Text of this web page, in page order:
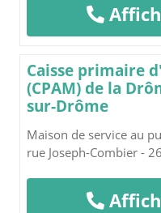
Caisse primaire
(CPAM) de la
sur-Drôme
Maison de service au
rue Joseph-Combier -